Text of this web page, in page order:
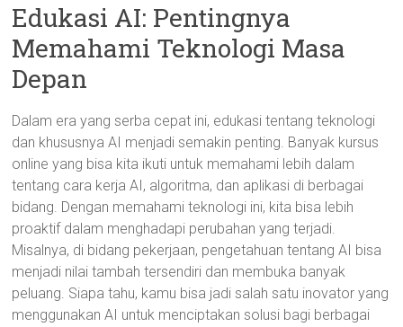
Edukasi AI: Pentingnya
Memahami Teknologi Masa
Depan
Dalam era yang serba cepat ini, edukasi tentang teknologi
dan khususnya AI menjadi semakin penting. Banyak kursus
online yang bisa kita ikuti untuk memahami lebih dalam
tentang cara kerja AI, algoritma, dan aplikasi di berbagai
bidang. Dengan memahami teknologi ini, kita bisa lebih
proaktif dalam menghadapi perubahan yang terjadi.
Misalnya, di bidang pekerjaan, pengetahuan tentang AI bisa
menjadi nilai tambah tersendiri dan membuka banyak
peluang. Siapa tahu, kamu bisa jadi salah satu inovator yang
menggunakan AI untuk menciptakan solusi bagi berbagai